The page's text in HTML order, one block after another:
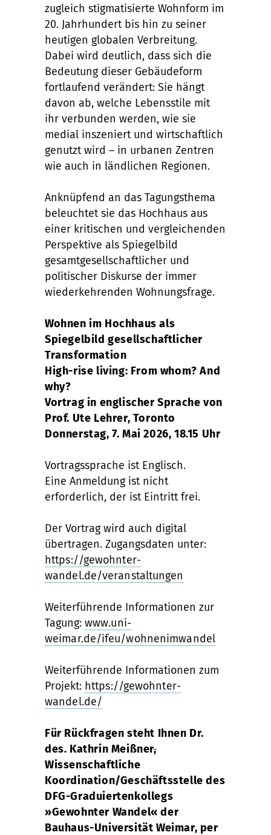
zugleich stigmatisierte Wohnform im
20. Jahrhundert bis hin zu seiner
heutigen globalen Verbreitung.
Dabei wird deutlich, dass sich die
Bedeutung dieser Gebäudeform
fortlaufend verändert: Sie hängt
davon ab, welche Lebensstile mit
ihr verbunden werden, wie sie
medial inszeniert und wirtschaftlich
genutzt wird – in urbanen Zentren
wie auch in ländlichen Regionen.
Anknüpfend an das Tagungsthema
beleuchtet sie das Hochhaus aus
einer kritischen und vergleichenden
Perspektive als Spiegelbild
gesamtgesellschaftlicher und
politischer Diskurse der immer
wiederkehrenden Wohnungsfrage.
Wohnen im Hochhaus als
Spiegelbild gesellschaftlicher
Transformation
High-rise living: From whom? And
why?
Vortrag in englischer Sprache von
Prof. Ute Lehrer, Toronto
Donnerstag, 7. Mai 2026, 18.15 Uhr
Vortragssprache ist Englisch.
Eine Anmeldung ist nicht
erforderlich, der ist Eintritt frei.
Der Vortrag wird auch digital
übertragen. Zugangsdaten unter:
https://gewohnter-
wandel.de/veranstaltungen
Weiterführende Informationen zur
Tagung: www.uni-
weimar.de/ifeu/wohnenimwandel
Weiterführende Informationen zum
Projekt: https://gewohnter-
wandel.de/
Für Rückfragen steht Ihnen Dr.
des. Kathrin Meißner,
Wissenschaftliche
Koordination/Geschäftsstelle des
DFG-Graduiertenkollegs
»Gewohnter Wandel« der
Bauhaus-Universität Weimar, per